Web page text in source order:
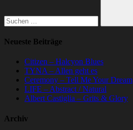
Neueste Beiträge
Citizen – Halcyon Blues
TYNA – Allen geht es
Ceremony – Tell Me Your Dream
LIFE – Abstract / Natural
Albert Castiglia – Grits & Glory
Archiv